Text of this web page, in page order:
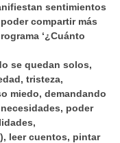
sentimientos
compartir más
‘¿Cuánto
se quedan solos,
tristeza,
miedo, demandando
poder
leer cuentos, pintar